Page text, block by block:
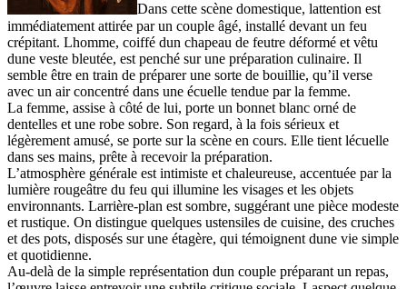
Dans cette scène domestique, lattention est
immédiatement attirée par un couple âgé, installé devant un feu
crépitant. Lhomme, coiffé dun chapeau de feutre déformé et vêtu
dune veste bleutée, est penché sur une préparation culinaire. Il
semble être en train de préparer une sorte de bouillie, qu’il verse
avec un air concentré dans une écuelle tendue par la femme.
La femme, assise à côté de lui, porte un bonnet blanc orné de
dentelles et une robe sobre. Son regard, à la fois sérieux et
légèrement amusé, se porte sur la scène en cours. Elle tient lécuelle
dans ses mains, prête à recevoir la préparation.
L’atmosphère générale est intimiste et chaleureuse, accentuée par la
lumière rougeâtre du feu qui illumine les visages et les objets
environnants. Larrière-plan est sombre, suggérant une pièce modeste
et rustique. On distingue quelques ustensiles de cuisine, des cruches
et des pots, disposés sur une étagère, qui témoignent dune vie simple
et quotidienne.
Au-delà de la simple représentation dun couple préparant un repas,